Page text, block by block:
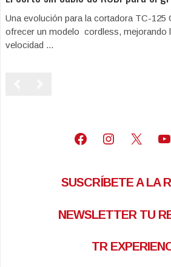
Una evolución para la cortadora TC-125
ofrecer un modelo cordless, mejorando
velocidad ...
Facebook
Instagram
X
SUSCRÍBETE A LA
NEWSLETTER TU
TR